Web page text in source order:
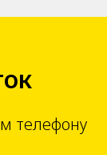
телефону